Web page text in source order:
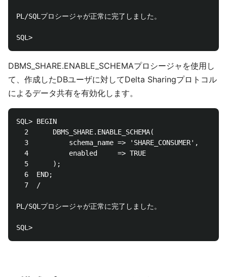
PL/SQLプロシージャが正常に完了しました。
DBMS_SHARE.ENABLE_SCHEMAプロシージャを使用し
て、作成したDBユーザに対してDelta Sharingプロトコル
によるデータ共有を有効化します。
SQL> BEGIN
  2      DBMS_SHARE.ENABLE_SCHEMA(
  3          schema_name => 'SHARE_CONSUMER',
  4          enabled     => TRUE
  5      );
  6  END;
  7  /
PL/SQLプロシージャが正常に完了しました。